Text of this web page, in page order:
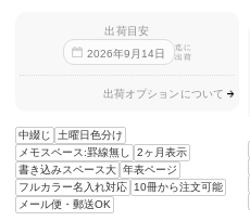
出荷目安
2026年9 月14日
迄に
出荷
出荷オプションについて
中綴じ
土曜日色分け
メモスペース:罫線無し
2ヶ月表示
書き込みスペース大 年表ページ
フルカラー名入れ対応 10冊から注文可能
メール便・郵送OK